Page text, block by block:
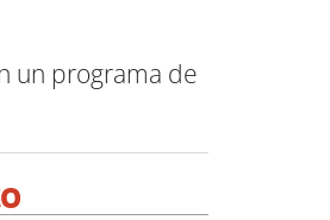
un programa de